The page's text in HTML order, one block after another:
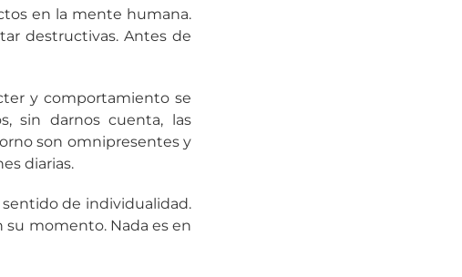
en la mente humana.
destructivas. Antes de
y comportamiento se
sin darnos cuenta, las
son omnipresentes y
diarias.
de individualidad.
momento. Nada es en